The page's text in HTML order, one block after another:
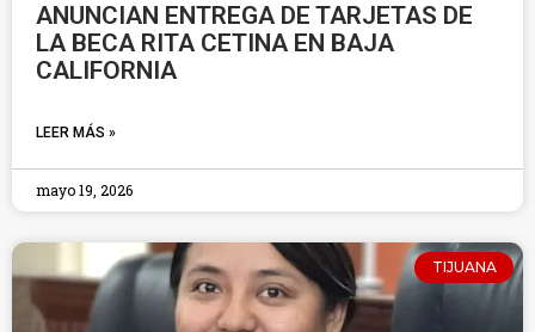
ANUNCIAN ENTREGA DE TARJETAS DE
LA BECA RITA CETINA EN BAJA
CALIFORNIA
LEER MÁS »
mayo 19, 2026
TIJUANA